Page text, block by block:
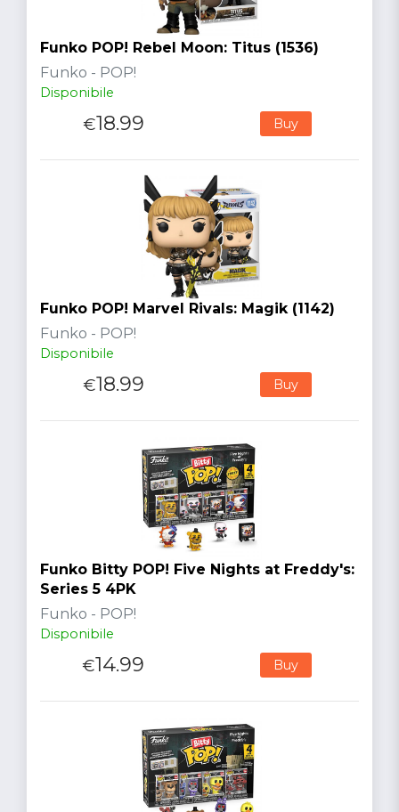
Funko POP! Rebel Moon: Titus (1536)
Funko - POP!
Disponibile
€18.99 Buy
Funko POP! Marvel Rivals: Magik (1142)
Funko - POP!
Disponibile
€18.99 Buy
Funko Bitty POP! Five Nights at Freddy's:
Series 5 4PK
Funko - POP!
Disponibile
€14.99 Buy